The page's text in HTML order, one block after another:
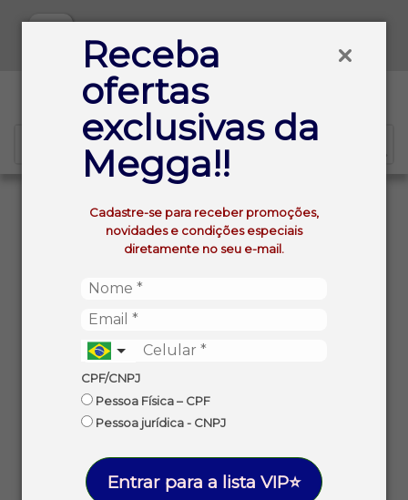
Receba
ofertas
exclusivas da
Megga!!
Cadastre-se para receber promoções,
novidades e condições especiais
diretamente no seu e-mail.
CPF/CNPJ
Pessoa Física – CPF
Pessoa jurídica - CNPJ
Entrar para a lista VIP⭐
ATUM EM PEDAÇOS ROBINSON CRUSOE AO OLEO